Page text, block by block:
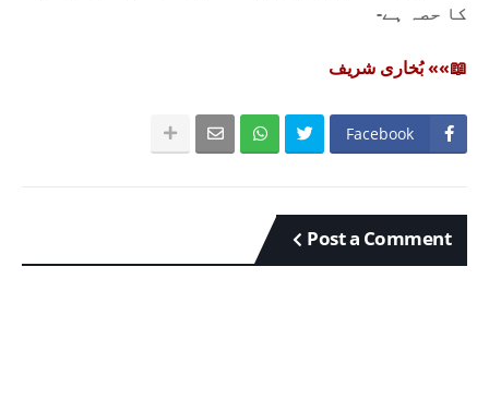
کا حصہ ہے-
📖»» بُخاری شریف
Facebook
Post a Comment